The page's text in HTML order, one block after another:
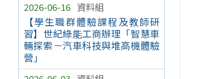
2026-06-16 資料組
【學生職群體驗課程及教師研
習】世紀綠能工商辦理「智慧車
輛探索－汽車科技與堆高機體驗
營」